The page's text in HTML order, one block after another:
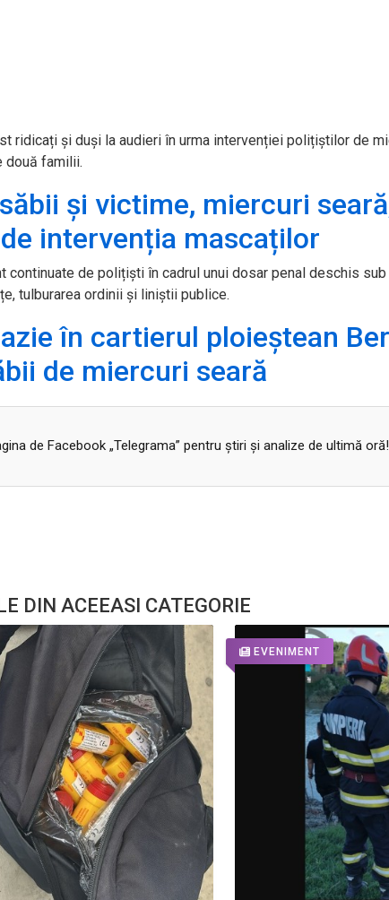
ridicați și duși la audieri în urma intervenției polițiștilor de
două familii.
și victime, miercuri
intervenția mascaților
continuate de polițiști în cadrul unui dosar penal deschis
tulburarea ordinii și liniștii publice.
în cartierul ploieștean
de miercuri seară
de Facebook „Telegrama” pentru ştiri şi analize de ultimă oră!
DIN ACEEASI CATEGORIE
EVENIMENT